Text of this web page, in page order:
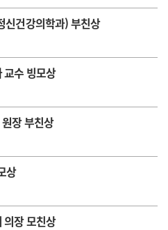
신건강의학과) 부친상
교수 빙모상
장 부친상
상
의장 모친상